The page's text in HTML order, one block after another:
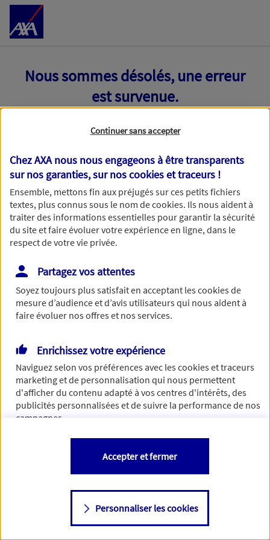
Accéder au Contenu
Nous sommes désolés, une erreur
est survenue.
Toutes nos excuses, une erreur technique nous empêche
de traiter votre demande. N'hésitez pas à rafraichir ce
formulaire dans quelques minutes.
Si besoin, vous pouvez nous joindre via notre page de
contact.
> Nous contacter
Continuer sans accepter
Chez AXA nous nous engageons à être transparents
sur nos garanties, sur noscookies et traceurs !
Ensemble, mettons fin aux préjugés sur ces petits fichiers
textes, plus connus sous le nom decookies. Ils nous aident à
traiter des informations essentielles pour garantir la sécurité
du site et faire évoluer votre expérience en ligne, dans le
respect de votre vie privée.
Partagez vos attentes
Soyez toujours plus satisfait en acceptant lescookiesde
mesure d’audience et d’avis utilisateurs qui nous aident à
faire évoluer nos offres et nos services.
Enrichissez votre expérience
Naviguez selon vos préférences avec lescookies et traceurs
marketing et de personnalisation qui nous permettent
d'afficher du contenu adapté à vos centres d'intérêts, des
publicités personnalisées et de suivre la performance de nos
campagnes.
Vous êtes libre de les accepter, de les refuser comme de
changer d'avis à tout moment en allant sur
Consulter notre politique decookies
Personnaliser les cookies
Accepter et fermer